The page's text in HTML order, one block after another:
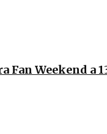
Fan Weekend a